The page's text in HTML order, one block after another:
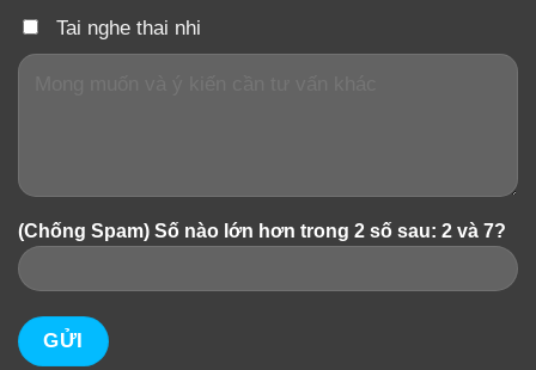
Tai nghe thai nhi
(Chống Spam) Số nào lớn hơn trong 2 số sau: 2 và 7?